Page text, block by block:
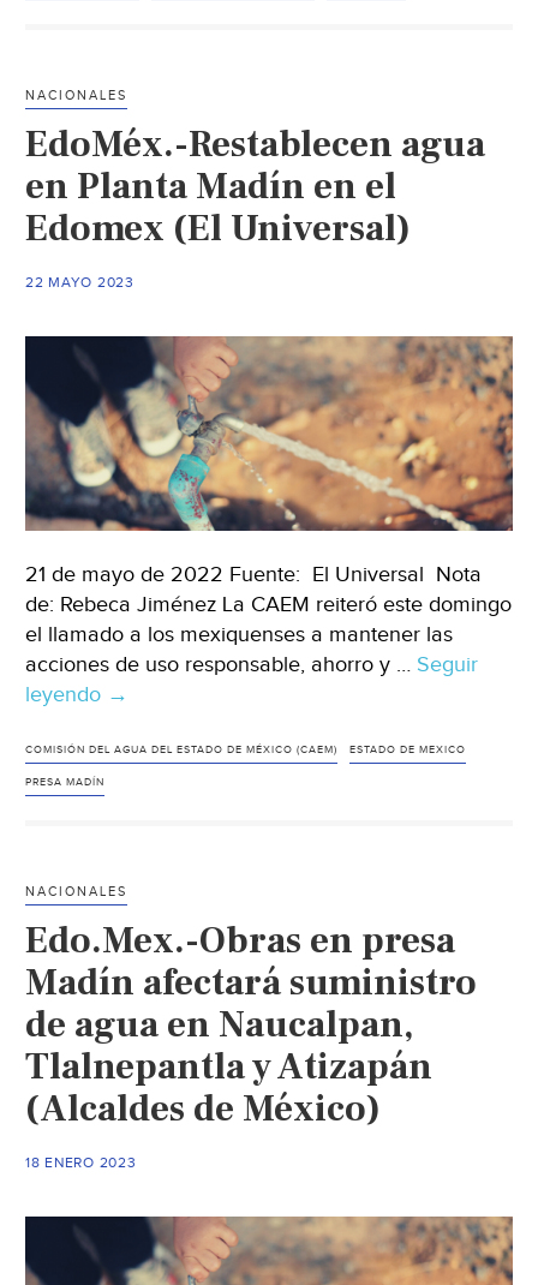
Presa
Madín
tras
explosión
en
(Capital)
NACIONALES
EdoMéx.-Restablecen agua
en Planta Madín en el
Edomex (El Universal)
22 MAYO 2023
21 de mayo de 2022 Fuente: El Universal Nota
de: Rebeca Jiménez La CAEM reiteró este domingo
el llamado a los mexiquenses a mantener las
acciones de uso responsable, ahorro y … Seguir
leyendo EdoMéx.-
agua
el
Edomex
(El
Universal)
→
COMISIÓN DEL AGUA DEL ESTADO DE MÉXICO (CAEM) ESTADO DE MEXICO
PRESA MADÍN
NACIONALES
Edo.Mex.-Obras en presa
Madín afectará suministro
de agua en Naucalpan,
Tlalnepantla y Atizapán
(Alcaldes de México)
18 ENERO 2023